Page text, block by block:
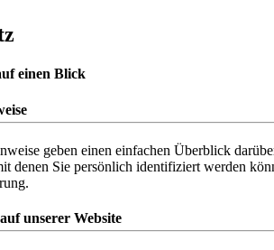
einen Blick
geben einen einfachen Überblick
denen Sie persönlich identifiziert werden
unserer Website